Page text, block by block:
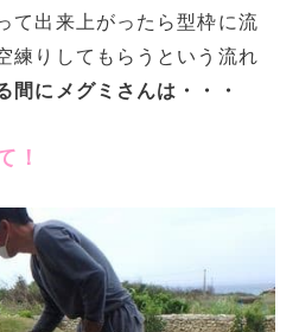
て出来上がったら型枠に流
練りしてもらうという流れ
間にメグミさんは・・・
！